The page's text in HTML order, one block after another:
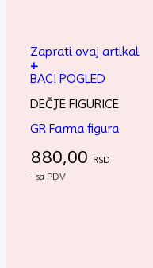
Zaprati ovaj artikal
+
BACI POGLED
DEČJE FIGURICE
GR Farma figura
880,00 RSD
- sa PDV